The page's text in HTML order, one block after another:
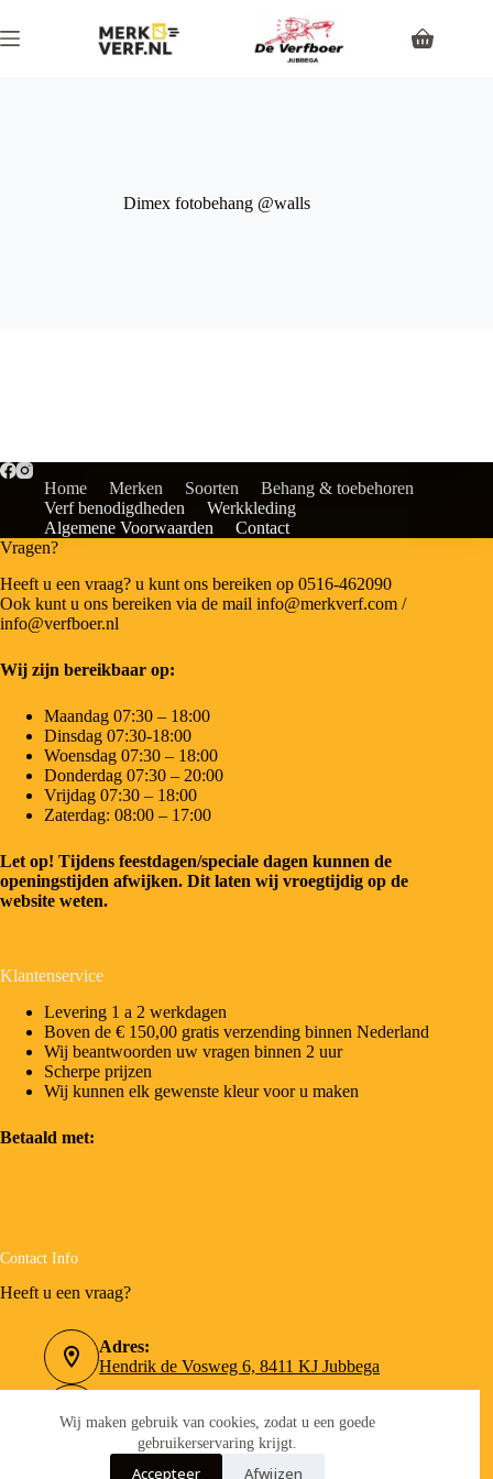
Wij maken gebruik van cookies, zodat u een goede
gebruikerservaring krijgt.
Accepteer Afwijzen
Dimex fotobehang @walls
Home Merken Soorten
Behang & toebehoren
Verf benodigdheden
Werkkleding
Algemene Voorwaarden
Contact
Vragen?
Heeft u een vraag? u kunt ons bereiken op 0516-462090
Ook kunt u ons bereiken via de mail info@merkverf.com /
info@verfboer.nl
Wij zijn bereikbaar op:
Maandag 07:30 – 18:00
Dinsdag 07:30-18:00
Woensdag 07:30 – 18:00
Donderdag 07:30 – 20:00
Vrijdag 07:30 – 18:00
Zaterdag: 08:00 – 17:00
Let op! Tijdens feestdagen/speciale dagen kunnen de
openingstijden afwijken. Dit laten wij vroegtijdig op de
website weten.
Klantenservice
Levering 1 a 2 werkdagen
Boven de € 150,00 gratis verzending binnen Nederland
Wij beantwoorden uw vragen binnen 2 uur
Scherpe prijzen
Wij kunnen elk gewenste kleur voor u maken
Betaald met:
Contact Info
Heeft u een vraag?
Adres:
Hendrik de Vosweg 6, 8411 KJ Jubbega
0516-462090
Email: